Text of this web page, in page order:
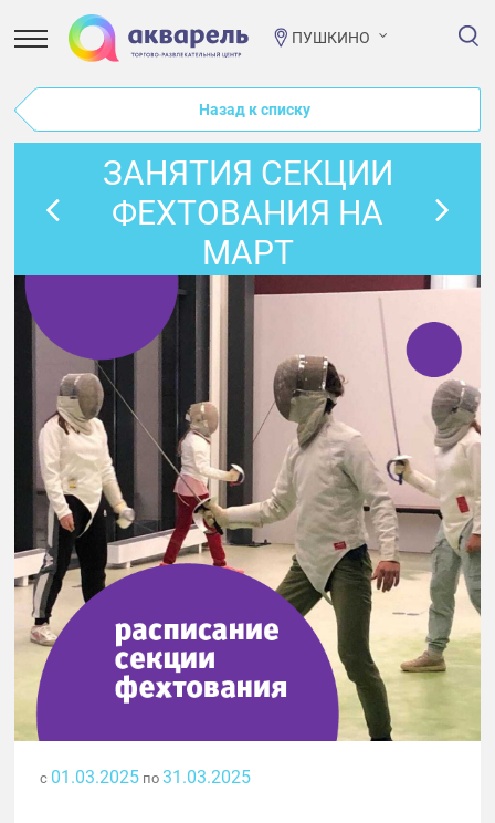
ПУШКИНО
Назад к списку
ЗАНЯТИЯ СЕКЦИИ
ФЕХТОВАНИЯ НА
МАРТ
с 01.03.2025 по 31.03.2025